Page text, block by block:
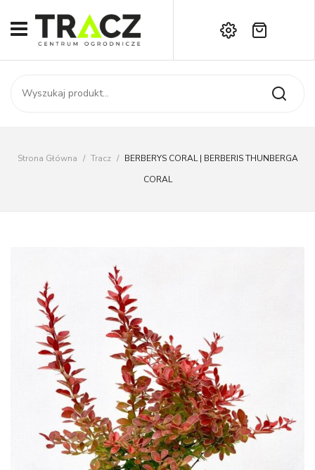
START
SKLEP
Brak produktów w koszyku.
Strona Główna / Tracz / BERBERYS CORAL | BERBERIS THUNBERGA
CORAL